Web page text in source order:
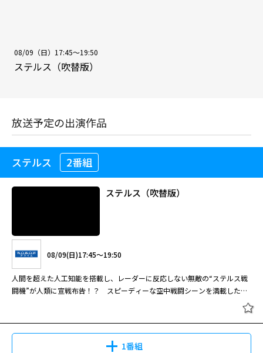
08/09（日）17:45～19:50
ステルス（吹替版）
放送予定の出演作品
ステルス 2番組
ステルス（吹替版）
08/09(日)17:45～19:50
人間を超えた人工知能を搭載し、レーダーに反応しない無敵の“ステルス戦
闘機”が人類に宣戦布告！？ スピーディーな空中戦闘シーンを満載したコ
1番組